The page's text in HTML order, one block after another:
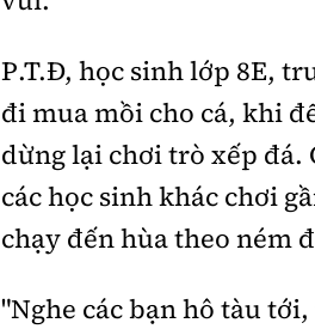
P.T.Đ, học sinh lớp 8E,
đi mua mồi cho cá, khi
dừng lại chơi trò xếp đá.
các học sinh khác chơi
chạy đến hùa theo ném
"Nghe các bạn hô tàu